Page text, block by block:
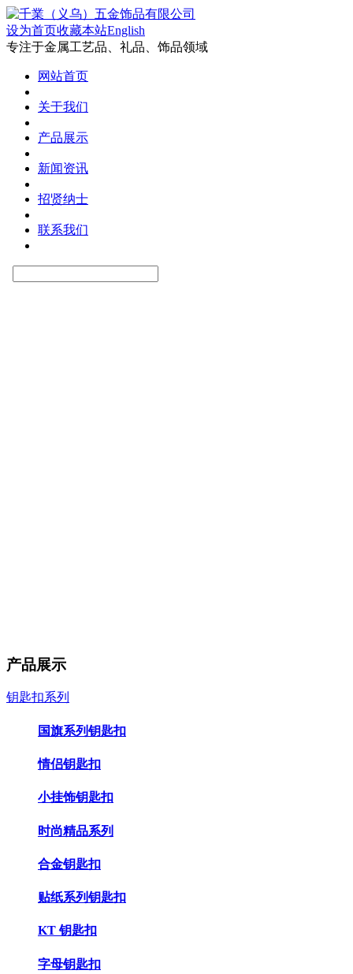
设为首页收藏本站English
专注于金属工艺品、礼品、饰品领域
网站首页
关于我们
产品展示
新闻资讯
招贤纳士
联系我们
产品展示
钥匙扣系列
国旗系列钥匙扣
情侣钥匙扣
小挂饰钥匙扣
时尚精品系列
合金钥匙扣
贴纸系列钥匙扣
KT 钥匙扣
字母钥匙扣